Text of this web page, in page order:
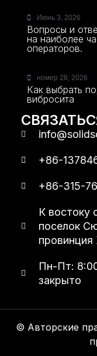
Июнь 3, 2026
Вопросы и
на наиболее
операторов.
номер 28, 2026
Как выбрать
вибросита
+86-
+86-315-
К востоку
поселок
провинция
Пн-Пт:
закрыто
© Авторские